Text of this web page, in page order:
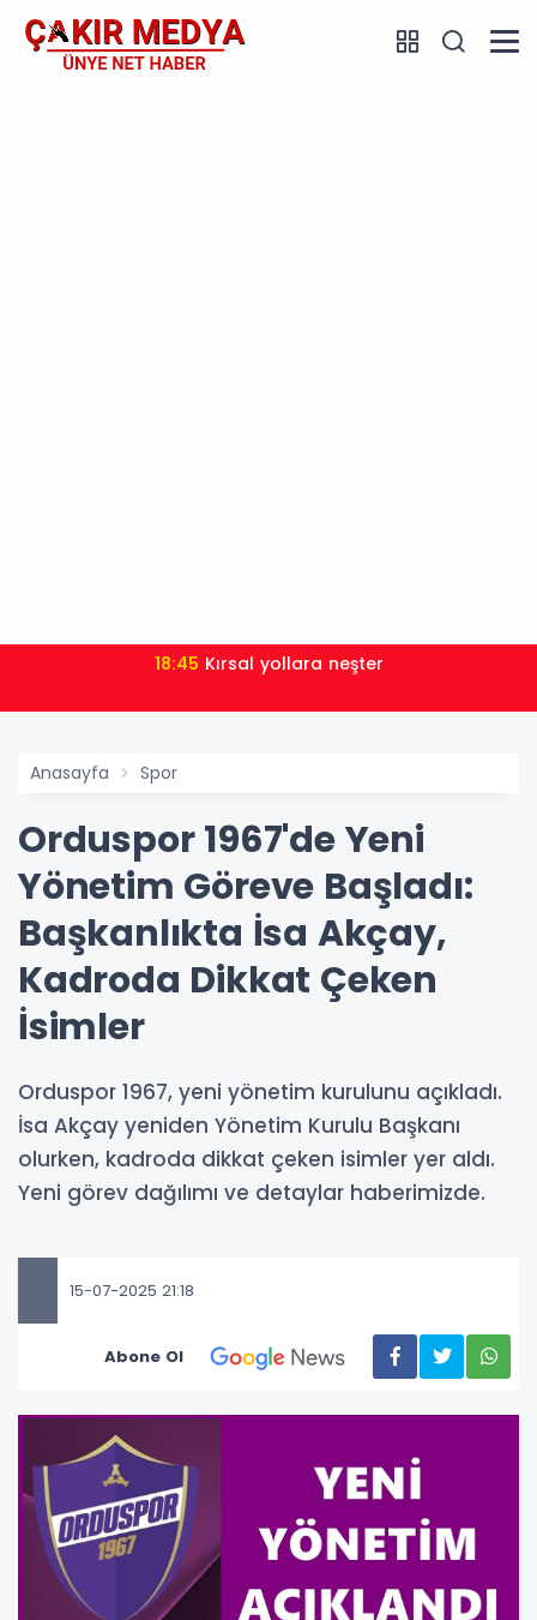
18:45 Kırsal yollara neşter
Anasayfa Spor
Orduspor 1967'de Yeni
Yönetim Göreve Başladı:
Başkanlıkta İsa Akçay,
Kadroda Dikkat Çeken
İsimler
Orduspor 1967, yeni yönetim kurulunu açıkladı.
İsa Akçay yeniden Yönetim Kurulu Başkanı
olurken, kadroda dikkat çeken isimler yer aldı.
Yeni görev dağılımı ve detaylar haberimizde.
15-07-2025 21:18
Abone Ol